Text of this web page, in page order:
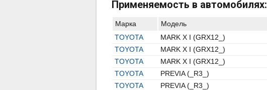
Применяемость в автомобилях:
Марка Модель
TOYOTA
MARK X I (GRX12_)
TOYOTA
MARK X I (GRX12_)
TOYOTA
MARK X I (GRX12_)
TOYOTA
PREVIA (_R3_)
TOYOTA
PREVIA (_R3_)